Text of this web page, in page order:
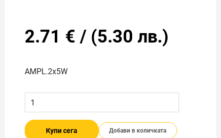
2.71 € / (5.30 лв.)
AMPL.2x5W
Купи сега Добави в количката